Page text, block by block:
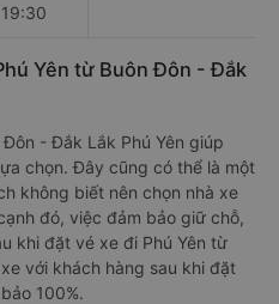
Yên từ Buôn Đôn - Đắk
- Đắk Lắk Phú Yên giúp
chọn. Đây cũng có thể là một
không biết nên chọn nhà xe
đó, việc đảm bảo giữ chỗ,
khi đặt vé xe đi Phú Yên từ
với khách hàng sau khi đặt
100%.